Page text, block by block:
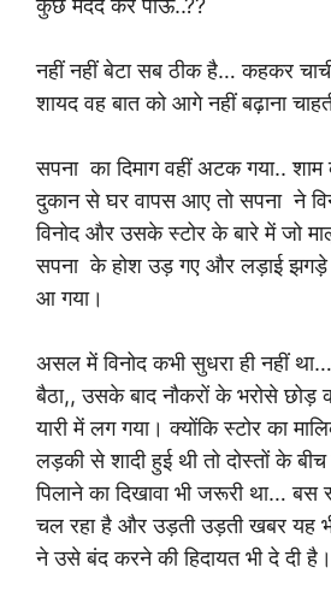
कुछ मदद कर पाऊं..??
नहीं नहीं बेटा सब ठीक है… कहकर
शायद वह बात को आगे नहीं बढ़ाना
सपना का दिमाग वहीं अटक गया..
दुकान से घर वापस आए तो सपना ने
विनोद और उसके स्टोर के बारे में जो
सपना के होश उड़ गए और लड़ाई झगड़े
आ गया।
असल में विनोद कभी सुधरा ही नहीं
बैठा,, उसके बाद नौकरों के भरोसे छोड़
यारी में लग गया। क्योंकि स्टोर का
लड़की से शादी हुई थी तो दोस्तों के
पिलाने का दिखावा भी जरूरी था… बस
चल रहा है और उड़ती उड़ती खबर यह
ने उसे बंद करने की हिदायत भी दे दी है।